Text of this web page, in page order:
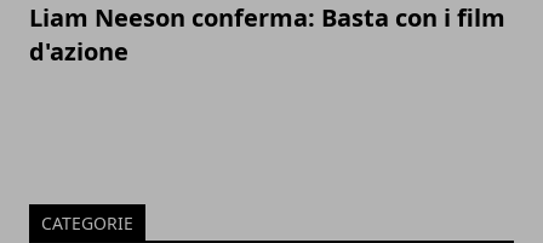
Liam Neeson conferma: Basta con i film
d'azione
CATEGORIE